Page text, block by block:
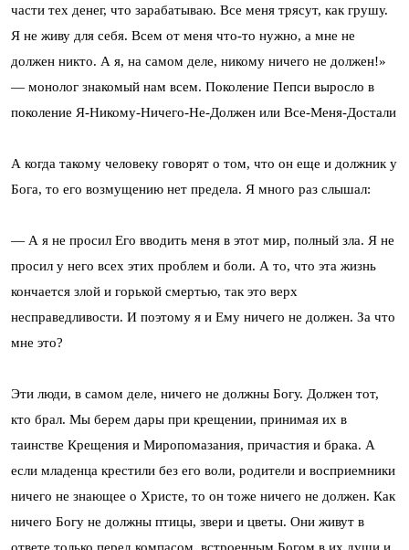
части тех денег, что зарабатываю. Все меня трясут, как грушу.
Я не живу для себя. Всем от меня что-то нужно, а мне не
должен никто. А я, на самом деле, никому ничего не должен!»
— монолог знакомый нам всем. Поколение Пепси выросло в
поколение Я-Никому-Ничего-Не-Должен или Все-Меня-Достали
А когда такому человеку говорят о том, что он еще и должник у
Бога, то его возмущению нет предела. Я много раз слышал:
— А я не просил Его вводить меня в этот мир, полный зла. Я не
просил у него всех этих проблем и боли. А то, что эта жизнь
кончается злой и горькой смертью, так это верх
несправедливости. И поэтому я и Ему ничего не должен. За что
мне это?
Эти люди, в самом деле, ничего не должны Богу. Должен тот,
кто брал. Мы берем дары при крещении, принимая их в
таинстве Крещения и Миропомазания, причастия и брака. А
если младенца крестили без его воли, родители и восприемники
ничего не знающее о Христе, то он тоже ничего не должен. Как
ничего Богу не должны птицы, звери и цветы. Они живут в